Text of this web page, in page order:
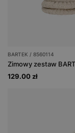
BARTEK / 8560114
129.00 zł